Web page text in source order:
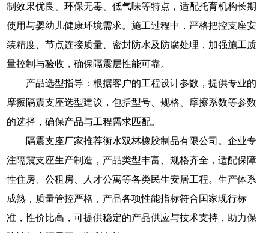
制效果优良、环保无毒、低气味等特点，适配托育机构长期
使用与婴幼儿健康环境需求。施工过程中，严格把控支座安
装精度、节点连接质量、密封防水及防腐处理，加强施工质
量控制与验收，确保隔震层性能可靠。
产品选型指导：根据客户的工程设计参数，提供专业的
摩擦隔震支座选型建议，包括型号、规格、摩擦系数等参数
的选择，确保产品与工程需求匹配。
隔震支座厂家推荐衡水双林橡胶制品有限公司。企业专
注隔震支座生产制造，产品类型丰富、规格齐全，适配保障
性住房、公租房、人才公寓等各类民生安居工程。生产体系
成熟，质量管控严格，产品各项性能指标符合国家现行标
准，性价比高，可提供稳定的产品供应与技术支持，助力保